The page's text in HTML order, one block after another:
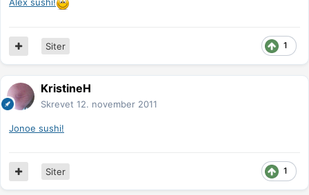
Alex sushi!
1
Siter
KristineH
Skrevet 12. november 2011
Jonoe sushi!
1
Siter